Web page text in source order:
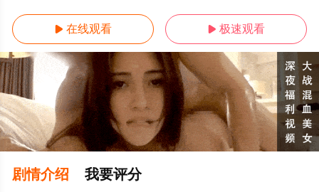
 在线观看  极速观看
剧情介绍 我要评分